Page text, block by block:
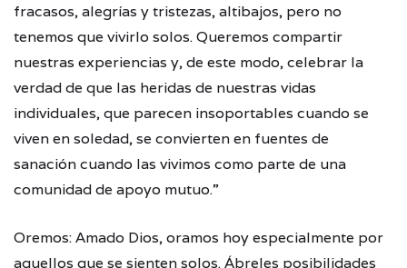
fracasos, alegrías y tristezas, altibajos, pero no
tenemos que vivirlo solos. Queremos compartir
nuestras experiencias y, de este modo, celebrar la
verdad de que las heridas de nuestras vidas
individuales, que parecen insoportables cuando se
viven en soledad, se convierten en fuentes de
sanación cuando las vivimos como parte de una
comunidad de apoyo mutuo.”
Oremos: Amado Dios, oramos hoy especialmente por
aquellos que se sienten solos. Ábreles posibilidades